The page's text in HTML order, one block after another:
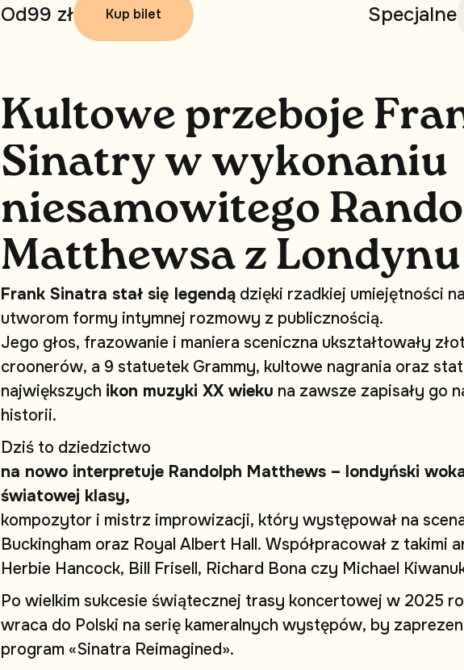
Od99 zł Kup bilet
Kultowe przeboje Fra
Sinatry w wykonaniu
niesamowitego Rando
Matthewsa z Londynu
Frank Sinatra stał się legendą dzięki rzadkiej umiejętności na
utworom formy intymnej rozmowy z publicznością.
Jego głos, frazowanie i maniera sceniczna ukształtowały złot
croonerów, a 9 statuetek Grammy, kultowe nagrania oraz stat
największych ikon muzyki XX wieku na zawsze zapisały go n
historii.
Dziś to dziedzictwo
na nowo interpretuje Randolph Matthews – londyński wok
światowej klasy,
kompozytor i mistrz improwizacji, który występował na scen
Buckingham oraz Royal Albert Hall. Współpracował z takimi a
Herbie Hancock, Bill Frisell, Richard Bona czy Michael Kiwanu
Po wielkim sukcesie świątecznej trasy koncertowej w 2025 ro
wraca do Polski na serię kameralnych występów, by zaprezen
program «Sinatra Reimagined».